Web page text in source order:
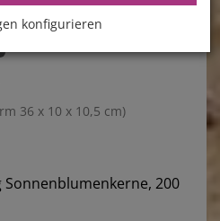
36 x 10 x 10,5 cm)
Sonnenblumenkerne, 200
konfigurieren